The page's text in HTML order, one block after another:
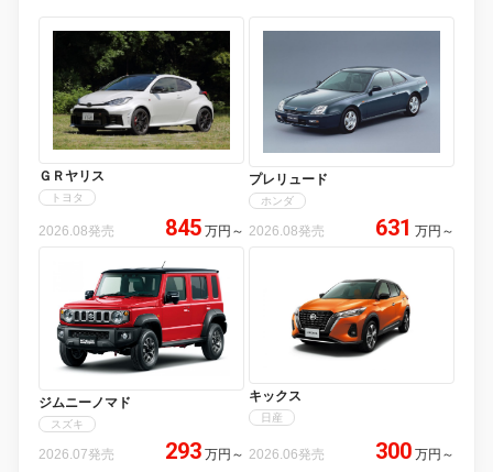
ＧＲヤリス
トヨタ
2026.08発売 845 万円 ～
プレリュード
ホンダ
2026.08発売 631 万円 ～
ジムニーノマド
スズキ
2026.07発売 293 万円 ～
キックス
日産
2026.06発売 300 万円 ～